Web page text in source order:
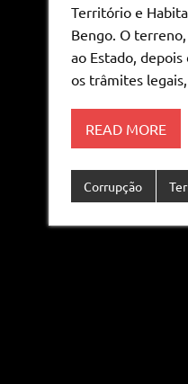
Território e
Bengo. O
ao Estado,
os trâmites
READ MORE
Corrupção